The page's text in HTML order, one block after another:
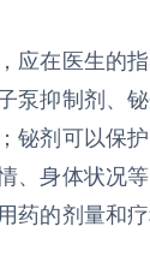
应在医生的
泵抑制剂、
铋剂可以保
、身体状况
药的剂量和